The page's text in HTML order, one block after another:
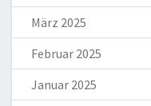
März 2025
Februar 2025
Januar 2025